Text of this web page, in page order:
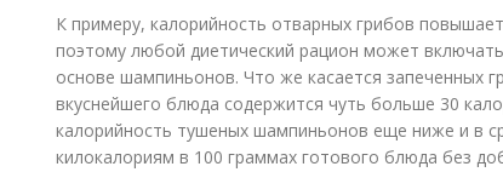
К примеру, калорийность отварных грибов
поэтому любой диетический рацион может
основе шампиньонов. Что же касается запеченных
вкуснейшего блюда содержится чуть больше 30
калорийность тушеных шампиньонов еще ниже и в
килокалориям в 100 граммах готового блюда без